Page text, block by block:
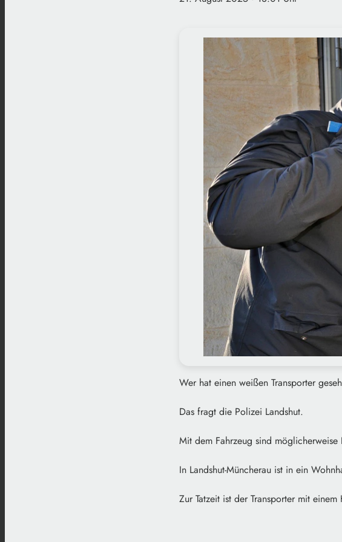
Wer hat einen weißen Transporter
Das fragt die Polizei Landshut.
Mit dem Fahrzeug sind möglicherweise
In Landshut-Müncherau ist in ein
Zur Tatzeit ist der Transporter mit